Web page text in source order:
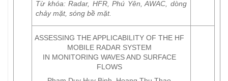
Từ khóa:Radar, HFR, Phú Yên, AWAC, dòng
chảy mặt, sóng bề mặt.
ASSESSING THE APPLICABILITY OF THE HF
MOBILE RADAR SYSTEM
IN MONITORING WAVES AND SURFACE
FLOWS